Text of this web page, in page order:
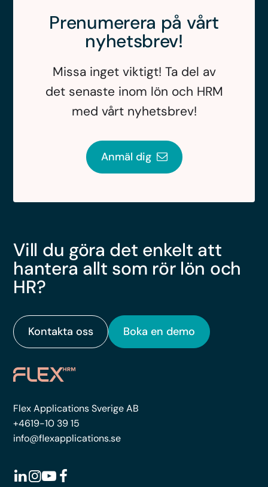
Prenumerera på vårt
nyhetsbrev!
Missa inget viktigt! Ta del av
det senaste inom lön och HRM
med vårt nyhetsbrev!
Anmäl dig
Vill du göra det enkelt att
hantera allt som rör lön och
HR?
Kontakta oss Boka en demo
Flex Applications Sverige AB
+4619-10 39 15
info@flexapplications.se